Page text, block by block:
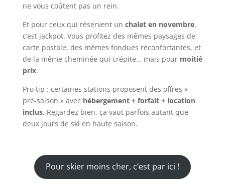
ne vous coûtent pas un rein.
Et pour ceux qui réservent un chalet en novembre,
c’est jackpot. Vous profitez des mêmes paysages de
carte postale, des mêmes fondues réconfortantes, et
de la même cheminée qui crépite… mais pour moitié
prix.
Pro tip : certaines stations proposent des offres «
pré-saison » avec hébergement + forfait + location
inclus. Regardez bien, ça vaut parfois autant que
deux jours de ski en haute saison.
Pour skier moins cher, c’est par ici !